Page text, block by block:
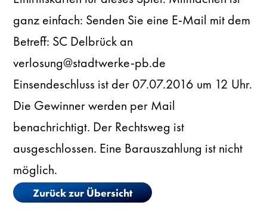
ganz einfach: Senden Sie eine E-Mail mit dem
Betreff: SC Delbrück an
verlosung@stadtwerke-pb.de
Einsendeschluss ist der 07.07.2016 um 12 Uhr.
Die Gewinner werden per Mail
benachrichtigt. Der Rechtsweg ist
ausgeschlossen. Eine Barauszahlung ist nicht
möglich.
Zurück zur Übersicht